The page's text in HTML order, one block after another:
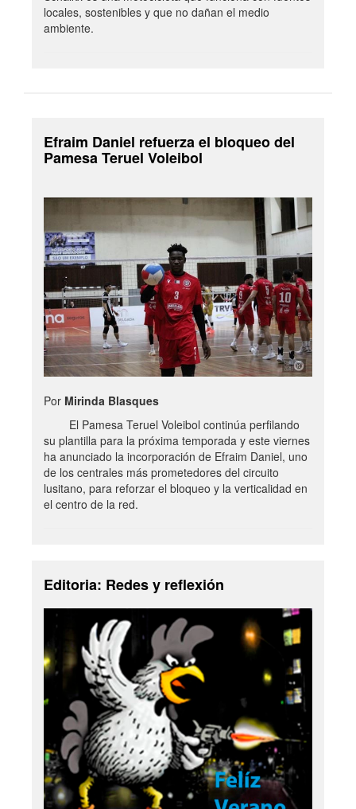
locales, sostenibles y que no dañan el medio
ambiente.
Efraim Daniel refuerza el bloqueo del
Pamesa Teruel Voleibol
Por Mirinda Blasques
El Pamesa Teruel Voleibol continúa perfilando
su plantilla para la próxima temporada y este viernes
ha anunciado la incorporación de Efraim Daniel, uno
de los centrales más prometedores del circuito
lusitano, para reforzar el bloqueo y la verticalidad en
el centro de la red.
Editoria: Redes y reflexión